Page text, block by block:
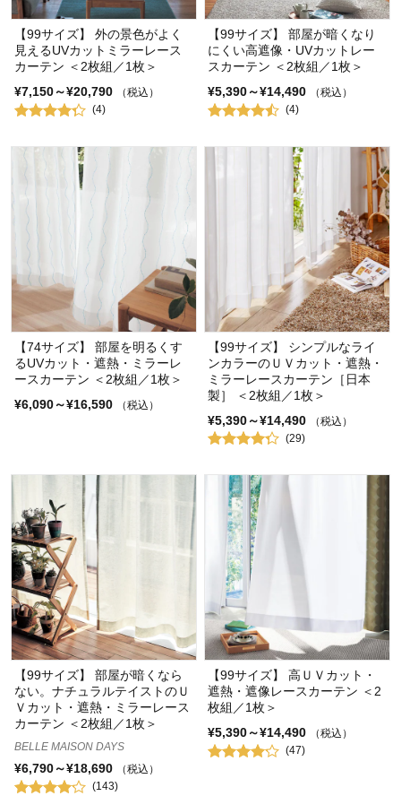
【99サイズ】 外の景色がよく
見えるUVカットミラーレース
カーテン ＜2枚組／1枚＞
¥7,150～¥20,790
（税込）
(4)
【99サイズ】 部屋が暗くなり
にくい高遮像・UVカットレー
スカーテン ＜2枚組／1枚＞
¥5,390～¥14,490
（税込）
(4)
【74サイズ】 部屋を明るくす
るUVカット・遮熱・ミラーレ
ースカーテン ＜2枚組／1枚＞
¥6,090～¥16,590
（税込）
【99サイズ】 シンプルなライ
ンカラーのＵＶカット・遮熱・
ミラーレースカーテン［日本
製］ ＜2枚組／1枚＞
¥5,390～¥14,490
（税込）
(29)
【99サイズ】 部屋が暗くなら
ない。ナチュラルテイストのＵ
Ｖカット・遮熱・ミラーレース
カーテン ＜2枚組／1枚＞
BELLE MAISON DAYS
¥6,790～¥18,690
（税込）
(143)
【99サイズ】 高ＵＶカット・
遮熱・遮像レースカーテン ＜2
枚組／1枚＞
¥5,390～¥14,490
（税込）
(47)